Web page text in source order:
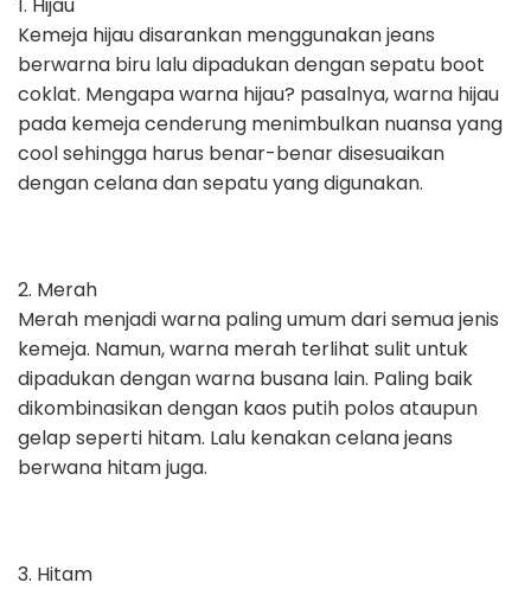
Kemeja hijau disarankan menggunakan jeans
berwarna biru lalu dipadukan dengan sepatu boot
coklat. Mengapa warna hijau? pasalnya, warna hijau
pada kemeja cenderung menimbulkan nuansa yang
cool sehingga harus benar-benar disesuaikan
dengan celana dan sepatu yang digunakan.
2. Merah
Merah menjadi warna paling umum dari semua jenis
kemeja. Namun, warna merah terlihat sulit untuk
dipadukan dengan warna busana lain. Paling baik
dikombinasikan dengan kaos putih polos ataupun
gelap seperti hitam. Lalu kenakan celana jeans
berwana hitam juga.
3. Hitam